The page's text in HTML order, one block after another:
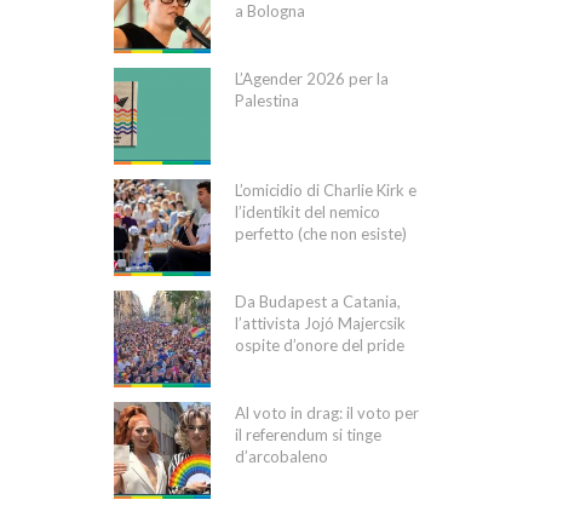
a Bologna
L’Agender 2026 per la
Palestina
L’omicidio di Charlie Kirk e
l’identikit del nemico
perfetto (che non esiste)
Da Budapest a Catania,
l’attivista Jojó Majercsik
ospite d’onore del pride
Al voto in drag: il voto per
il referendum si tinge
d’arcobaleno